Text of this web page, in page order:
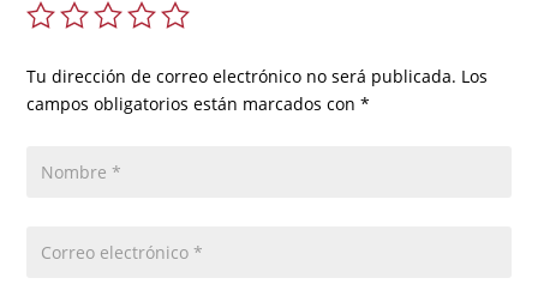
Tu dirección de correo electrónico no será publicada. Los
campos obligatorios están marcados con*